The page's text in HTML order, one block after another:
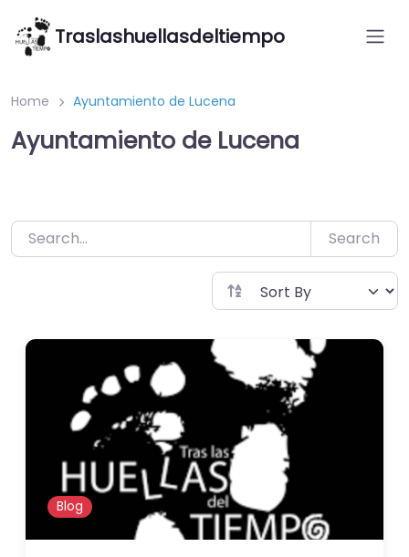
Saltar
contenido
Traslashuellasdeltiempo
Home Ayuntamiento de Lucena
Ayuntamiento de Lucena
Search
Blog